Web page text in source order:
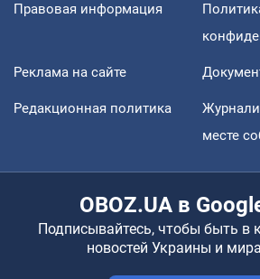
Правовая информация
Реклама на сайте
Редакционная политика
месте
OBOZ.UA в
Подписывайтесь, чтобы быть в
новостей Украины и